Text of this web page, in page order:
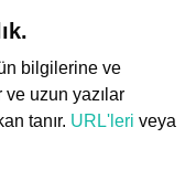
bilgilerine ve
ve uzun yazılar
tanır. URL'leri veya